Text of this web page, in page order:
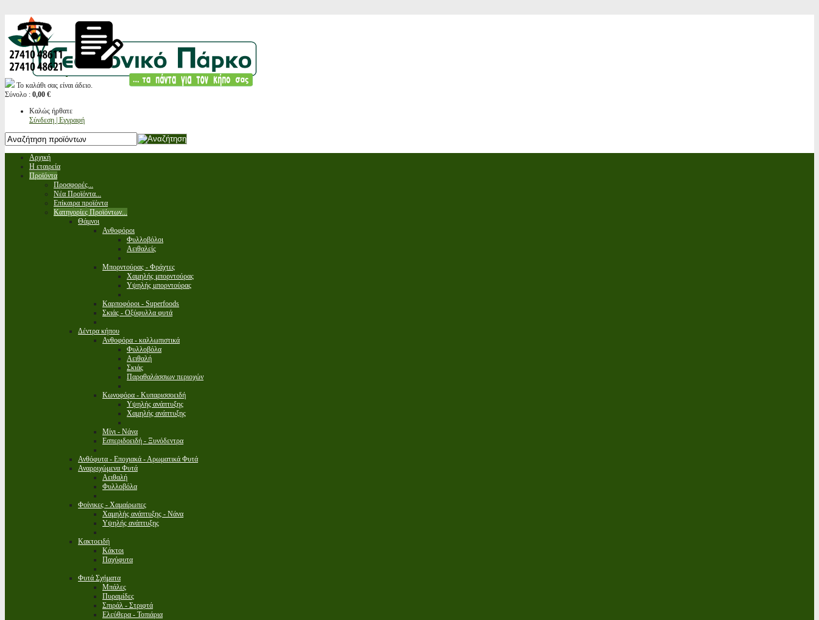
Το καλάθι σας είναι άδειο.
Σύνολο : 0,00 €
Καλώς ήρθατε
Σύνδεση | Εγγραφή
Αρχική
Η εταιρεία
Προϊόντα
Προσφορές...
Νέα Προϊόντα...
Επίκαιρα προϊόντα
Κατηγορίες Προϊόντων...
Θάμνοι
Ανθοφόροι
Φυλλοβόλοι
Αειθαλείς
Μπορντούρας - Φράχτες
Χαμηλής μπορντούρας
Υψηλής μπορντούρας
Καρποφόροι - Superfoods
Σκιάς - Οξύφυλλα φυτά
Δέντρα κήπου
Ανθοφόρα - καλλωπιστικά
Φυλλοβόλα
Αειθαλή
Σκιάς
Παραθαλάσσιων περιοχών
Κωνοφόρα - Κυπαρισσοειδή
Υψηλής ανάπτυξης
Χαμηλής ανάπτυξης
Μίνι - Νάνα
Εσπεριδοειδή - Ξυνόδεντρα
Ανθόφυτα - Εποχιακά - Αρωματικά Φυτά
Αναρριχώμενα Φυτά
Αειθαλή
Φυλλοβόλα
Φοίνικες - Χαμαίρωπες
Χαμηλής ανάπτυξης - Νάνα
Υψηλής ανάπτυξης
Κακτοειδή
Κάκτοι
Παχύφυτα
Φυτά Σχήματα
Μπάλες
Πυραμίδες
Σπιράλ - Στριφτά
Ελεύθερα - Τοπιάρια